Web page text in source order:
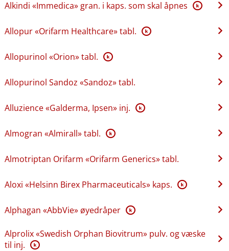
Alkindi «Immedica» gran. i kaps. som skal åpnes K
Allopur «Orifarm Healthcare» tabl. K
Allopurinol «Orion» tabl. K
Allopurinol Sandoz «Sandoz» tabl.
Alluzience «Galderma, Ipsen» inj. K
Almogran «Almirall» tabl. K
Almotriptan Orifarm «Orifarm Generics» tabl.
Aloxi «Helsinn Birex Pharmaceuticals» kaps. K
Alphagan «AbbVie» øyedråper K
Alprolix «Swedish Orphan Biovitrum» pulv. og væske
til inj. K